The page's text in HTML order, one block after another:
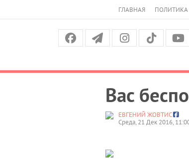
ГЛАВНАЯ ПОЛИТИКА
Вас
ЕВГЕНИЙ ЖОВТИС
Среда, 21 Дек 2016,